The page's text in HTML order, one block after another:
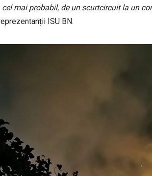
cel mai probabil, de un scurtcircuit la un
ISU BN.